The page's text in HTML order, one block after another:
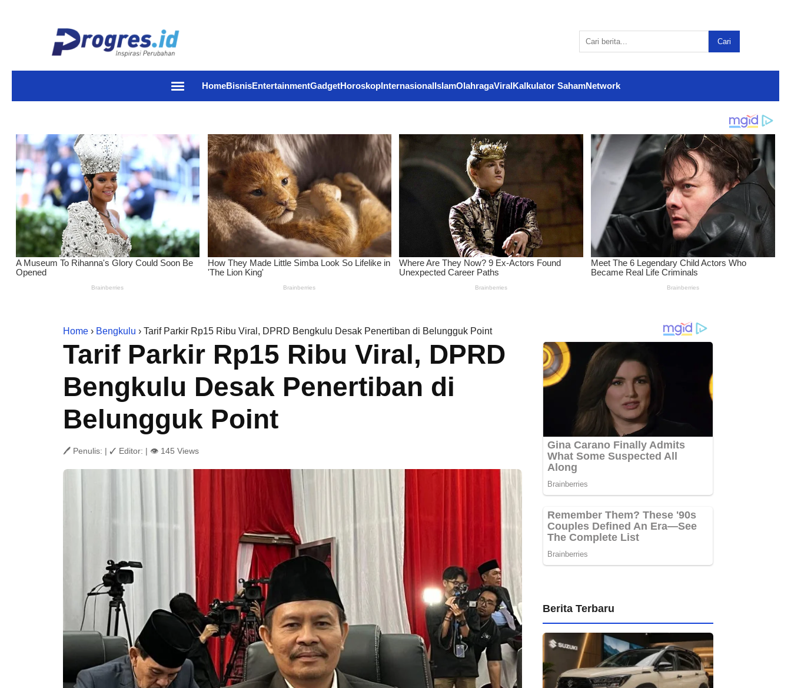
Cari
HomeBisnisEntertainmentGadgetHoroskopInternasionalIslamOlahragaViralKalkulator SahamNetwork
Home › Bengkulu › Tarif Parkir Rp15 Ribu Viral, DPRD Bengkulu Desak Penertiban di Belungguk Point
Tarif Parkir Rp15 Ribu Viral, DPRD
Bengkulu Desak Penertiban di
Belungguk Point
🖊 Penulis: | ✓ Editor: | 👁 145 Views
Berita Terbaru